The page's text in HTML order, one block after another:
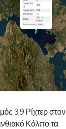
3,9 Ρίχτερ στον
Κόλπο τα